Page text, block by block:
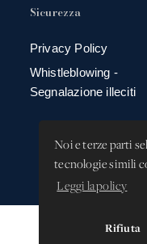
Noi e terze parti
tecnologie simili
Leggi la policy
Rifiuta
Sicurezza
Privacy Policy
Whistleblowing -
Segnalazione illeciti